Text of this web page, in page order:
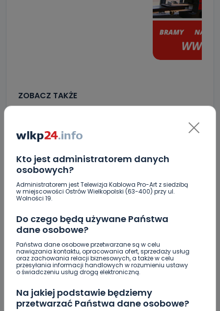
Kto jest administratorem danych
osobowych?
Administratorem jest Telewizja Kablowa Pro-Art z siedzibą
w miejscowości Ostrów Wielkopolski (63-400) przy ul.
Wolności 19.
Do czego będą używane Państwa
dane osobowe?
Państwa dane osobowe przetwarzane są w celu
nawiązania kontaktu, opracowania ofert, sprzedaży usług
oraz zachowania relacji biznesowych, a także w celu
przesyłania informacji handlowych w rozumieniu ustawy
o świadczeniu usług drogą elektroniczną.
Na jakiej podstawie będziemy
przetwarzać Państwa dane osobowe?
ZOBACZ TAKŻE
0
Upały i burze. Porady dla…
07.08.2026 20:56
Raulin, Witkowska, Marciniak,
07.08.2026 19:16
Auto rozbite na drzewie.
Poszkodowani…
motocyklem